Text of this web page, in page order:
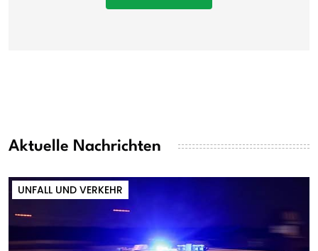
Aktuelle Nachrichten
UNFALL UND VERKEHR